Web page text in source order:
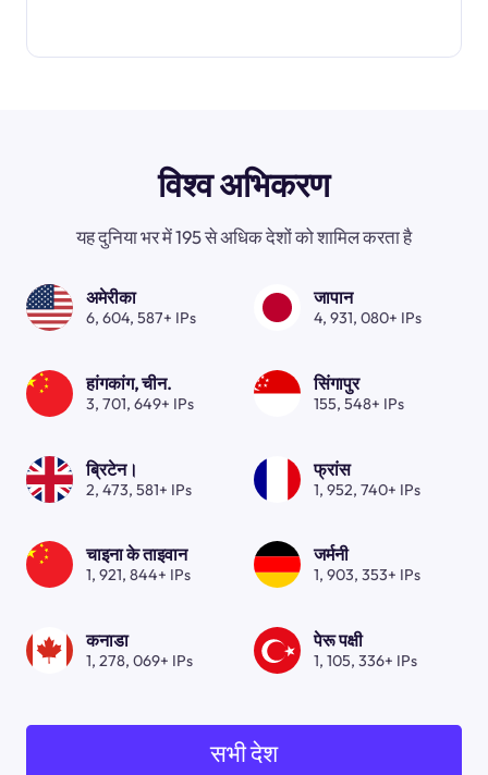
विश्व अभिकरण
यह दुनिया भर में 195 से अधिक देशों को शामिल करता है
अमेरीका
6, 604, 587+ IPs
जापान
4, 931, 080+ IPs
हांगकांग, चीन.
3, 701, 649+ IPs
सिंगापुर
155, 548+ IPs
ब्रिटेन।
2, 473, 581+ IPs
फ्रांस
1, 952, 740+ IPs
चाइना के ताइवान
1, 921, 844+ IPs
जर्मनी
1, 903, 353+ IPs
कनाडा
1, 278, 069+ IPs
पेरू पक्षी
1, 105, 336+ IPs
सभी देश